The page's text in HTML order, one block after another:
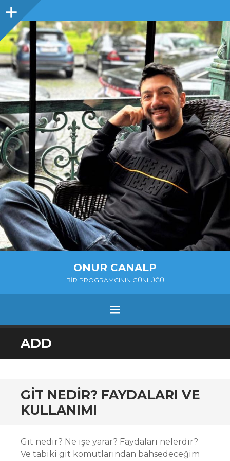
Sidebar
ONUR CANALP
BIR PROGRAMCININ GÜNLÜĞÜ
MENU
SKIP
TO
ADD
GIT NEDIR? FAYDALARI VE
KULLANIMI
Git nedir? Ne işe yarar? Faydaları nelerdir?
Ve tabiki git komutlarından bahsedeceğim